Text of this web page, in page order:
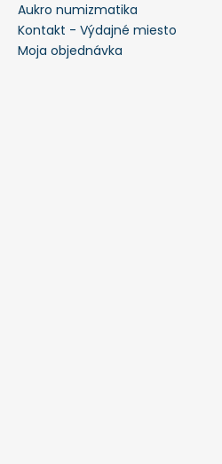
Aukro numizmatika
Kontakt - Výdajné miesto
Moja objednávka